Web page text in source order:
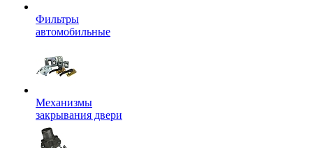
Фильтры
автомобильные
Механизмы
закрывания двери